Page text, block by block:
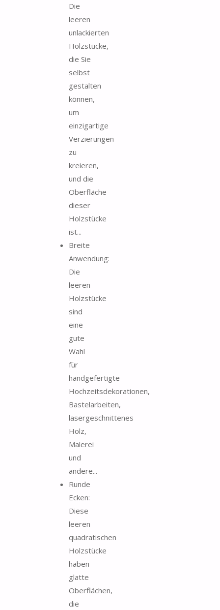
Die
leeren
unlackierten
Holzstücke,
die Sie
selbst
gestalten
können,
um
einzigartige
Verzierungen
zu
kreieren,
und die
Oberfläche
dieser
Holzstücke
ist...
Breite
Anwendung:
Die
leeren
Holzstücke
sind
eine
gute
Wahl
für
handgefertigte
Hochzeitsdekorationen,
Bastelarbeiten,
lasergeschnittenes
Holz,
Malerei
und
andere...
Runde
Ecken:
Diese
leeren
quadratischen
Holzstücke
haben
glatte
Oberflächen,
die